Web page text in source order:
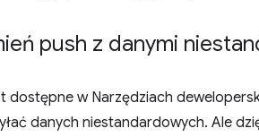
push z danymi
dostępne w Narzędziach
danych niestandardowych. Ale